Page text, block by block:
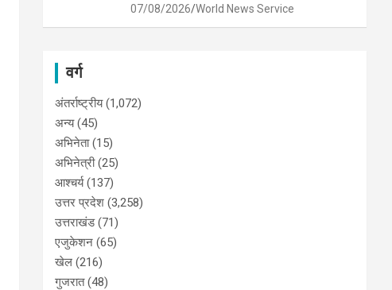
07/08/2026 World News Service
वर्ग
अंतर्राष्ट्रीय(1,072)
अन्य(45)
अभिनेता(15)
अभिनेत्री(25)
आश्चर्य(137)
उत्तर प्रदेश (3,258)
उत्तराखंड(71)
एजुकेशन (65)
खेल (216)
गुजरात(48)